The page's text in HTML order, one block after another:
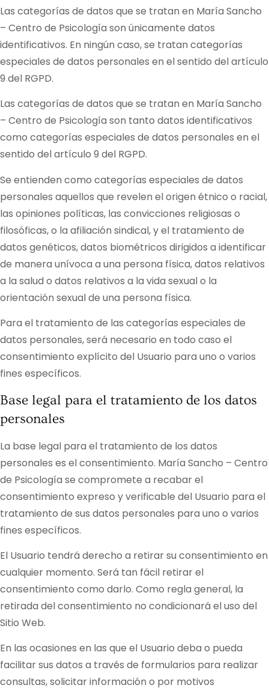
Las categorías de datos que se tratan en María Sancho
– Centro de Psicología son únicamente datos
identificativos. En ningún caso, se tratan categorías
especiales de datos personales en el sentido del artículo
9 del RGPD.
Las categorías de datos que se tratan en María Sancho
– Centro de Psicología son tanto datos identificativos
como categorías especiales de datos personales en el
sentido del artículo 9 del RGPD.
Se entienden como categorías especiales de datos
personales aquellos que revelen el origen étnico o racial,
las opiniones políticas, las convicciones religiosas o
filosóficas, o la afiliación sindical, y el tratamiento de
datos genéticos, datos biométricos dirigidos a identificar
de manera unívoca a una persona física, datos relativos
a la salud o datos relativos a la vida sexual o la
orientación sexual de una persona física.
Para el tratamiento de las categorías especiales de
datos personales, será necesario en todo caso el
consentimiento explícito del Usuario para uno o varios
fines específicos.
Base legal para el tratamiento de los datos
personales
La base legal para el tratamiento de los datos
personales es el consentimiento. María Sancho – Centro
de Psicología se compromete a recabar el
consentimiento expreso y verificable del Usuario para el
tratamiento de sus datos personales para uno o varios
fines específicos.
El Usuario tendrá derecho a retirar su consentimiento en
cualquier momento. Será tan fácil retirar el
consentimiento como darlo. Como regla general, la
retirada del consentimiento no condicionará el uso del
Sitio Web.
En las ocasiones en las que el Usuario deba o pueda
facilitar sus datos a través de formularios para realizar
consultas, solicitar información o por motivos